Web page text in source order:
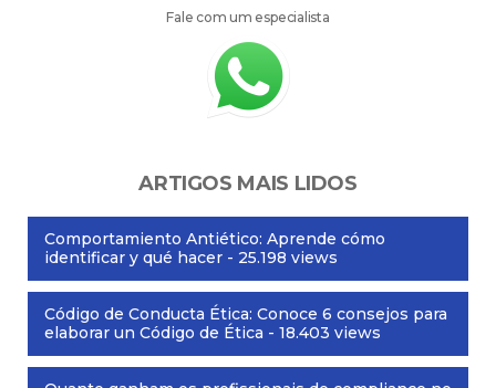
Fale com um especialista
ARTIGOS MAIS LIDOS
Comportamiento Antiético: Aprende cómo
identificar y qué hacer - 25.198 views
Código de Conducta Ética: Conoce 6 consejos para
elaborar un Código de Ética - 18.403 views